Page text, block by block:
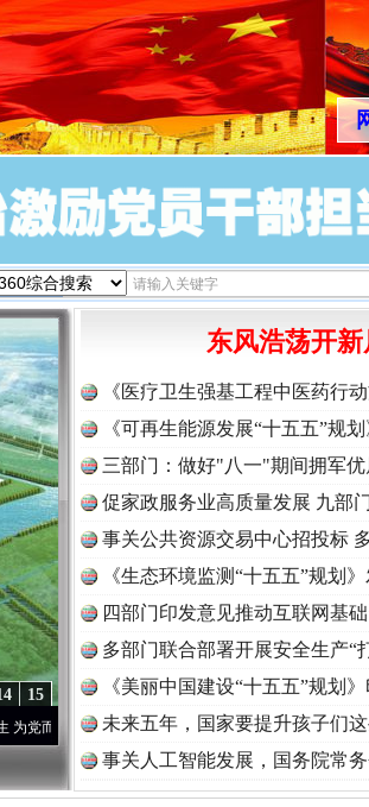
15
——百年“纪”事⑧加强纪律.. ·[视频]牢记初心使命 奋进复兴
东风浩荡开新
《医疗卫生强基工程中医药行
《可再生能源发展“十五五”规
三部门：做好"八一"期间拥军
促家政服务业高质量发展 九部
事关公共资源交易中心招投标
《生态环境监测“十五五”规划
读
四部门印发意见推动互联网基
多部门联合部署开展安全生产“
《美丽中国建设“十五五”规划
未来五年，国家要提升孩子们
事关人工智能发展，国务院常